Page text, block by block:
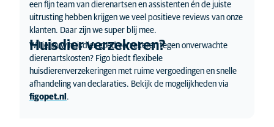
een fijn team van dierenartsen en assistenten én de juiste
uitrusting hebben krijgen we veel positieve reviews van onze
klanten. Daar zijn we super blij mee.
Huisdier verzekeren?
Wil je jouw huisdier goed verzekeren tegen onverwachte
dierenartskosten? Figo biedt flexibele
huisdierenverzekeringen met ruime vergoedingen en snelle
afhandeling van declaraties. Bekijk de mogelijkheden via
figopet.nl .